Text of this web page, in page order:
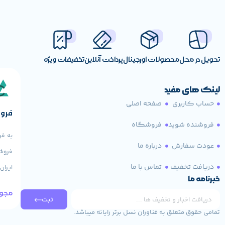
نسل PCI Express x16 5.0
رابط DirectX 12 Ultimate
رابط Open GL
پشتیبانی از HDCP
حداکثر رزولوشن
نمایشگر قابل پشتیبانی
تحویل در محلمحصولات اورجینالپرداخت آنلاینتخفیفات ویژه
لینک های مفید
حساب کاربری
فروشنده شوید
عودت سفارش
دریافت تخفیف
صفحه اصلی
فروشگاه
درباره ما
تماس با ما
خبرنامه ما
ثبت
به
تمامی حقوق متعلق به فناوران نسل برتر رایانه میباشد.